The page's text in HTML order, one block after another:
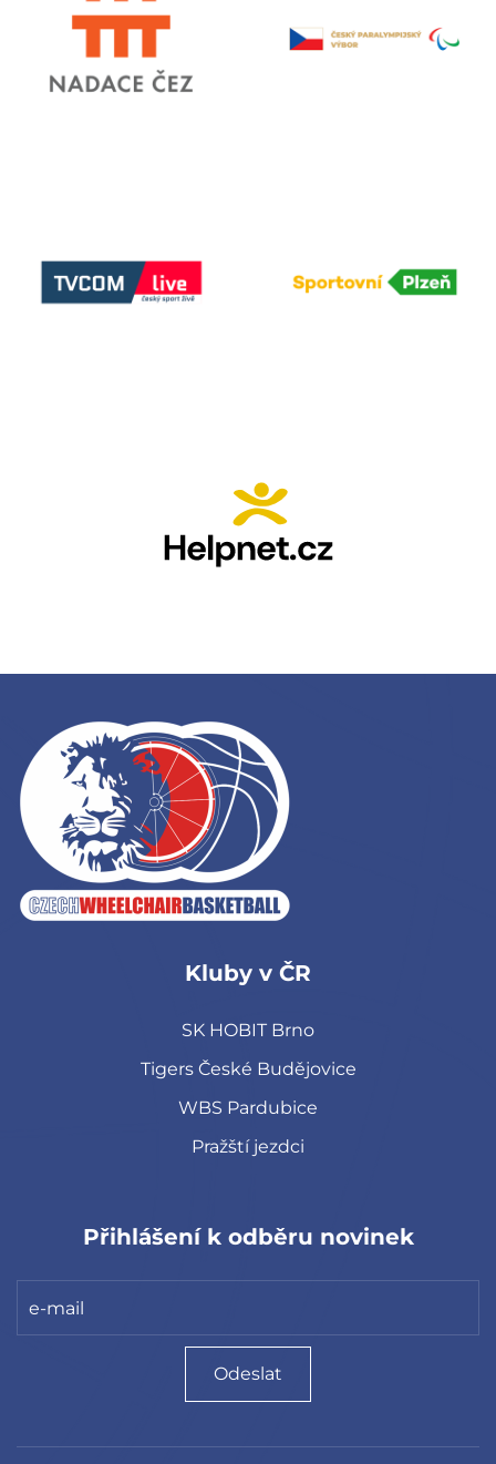
Kluby v ČR
SK HOBIT Brno
Tigers České Budějovice
WBS Pardubice
Pražští jezdci
Přihlášení k odběru novinek
Odeslat